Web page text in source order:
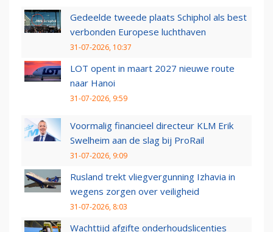
Gedeelde tweede plaats Schiphol als best
verbonden Europese luchthaven
31-07-2026, 10:37
LOT opent in maart 2027 nieuwe route
naar Hanoi
31-07-2026, 9:59
Voormalig financieel directeur KLM Erik
Swelheim aan de slag bij ProRail
31-07-2026, 9:09
Rusland trekt vliegvergunning Izhavia in
wegens zorgen over veiligheid
31-07-2026, 8:03
Wachttijd afgifte onderhoudslicenties